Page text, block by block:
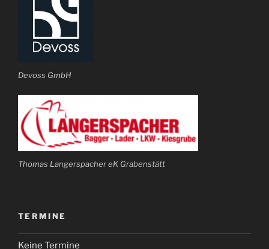
Devoss GmbH
Thomas Langerspacher eK Grabenstätt
TERMINE
Keine Termine